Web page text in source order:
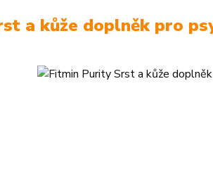
a kůže doplněk pro